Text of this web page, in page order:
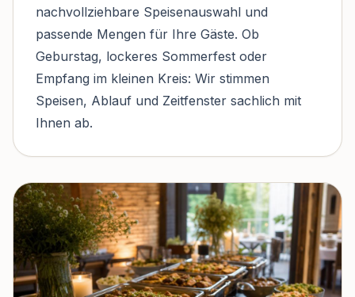
nachvollziehbare Speisenauswahl und
passende Mengen für Ihre Gäste. Ob
Geburstag, lockeres Sommerfest oder
Empfang im kleinen Kreis: Wir stimmen
Speisen, Ablauf und Zeitfenster sachlich mit
Ihnen ab.